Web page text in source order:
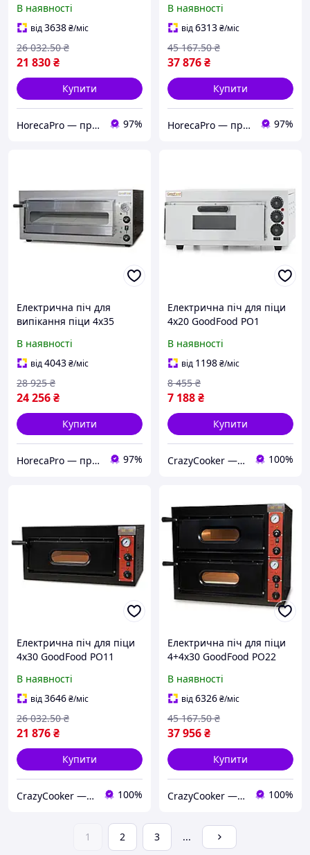
В наявності
від3638₴/міс
21 830₴
26 032.50 ₴
Купити
HorecaPro — професійне обладнання для ресторану, кафе, фаст-фуду. Безкоштовна доставка! Гарантія 12м 97%
В наявності
від6313₴/міс
37 876₴
45 167.50 ₴
Купити
HorecaPro — професійне обладнання для ресторану, кафе, фаст-фуду. Безкоштовна доставка! Гарантія 12м 97%
Електрична піч для
випікання піци 4х35
В наявності
від4043₴/міс
24 256₴
28 925 ₴
Купити
HorecaPro — професійне обладнання для ресторану, кафе, фаст-фуду. Безкоштовна доставка! Гарантія 12м 97%
Електрична піч для піци
4х20 GoodFood PO1
В наявності
від 1198₴/міс
7 188₴
8 455 ₴
Купити
CrazyCooker — божевільно низькі ціни на обладнання !!! 100%
Електрична піч для піци
4х30 GoodFood PO11
В наявності
від3646₴/міс
21 876₴
26 032.50 ₴
Купити
CrazyCooker — божевільно низькі ціни на обладнання !!! 100%
Електрична піч для піци
4+4х30 GoodFood PO22
В наявності
від6326₴/міс
37 956₴
45 167.50 ₴
Купити
CrazyCooker — божевільно низькі ціни на обладнання !!! 100%
1 2 3 ...